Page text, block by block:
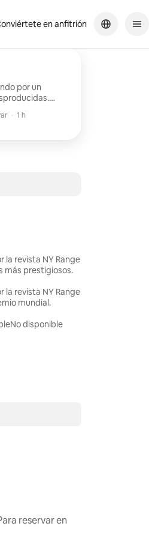
en anfitrión
por un
· 1 h
de su cliente y lo explica muy
la revista NY Range
más prestigiosos.
la revista NY Range
mundial.
disponible
reservar en